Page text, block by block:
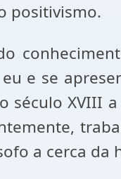
positivismo.
e se
século XVIII
a cerca da